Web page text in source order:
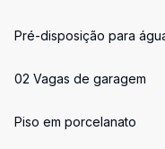
Pré-disposição para
02 Vagas de garagem
Piso em porcelanato